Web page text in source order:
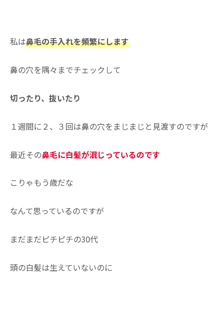
私は鼻毛の手入れを頻繁にします
鼻の穴を隅々までチェックして
切ったり、抜いたり
１週間に２、３回は鼻の穴をまじまじと見渡すのですが
最近その鼻毛に白髪が混じっているのです
こりゃもう歳だな
なんて思っているのですが
まだまだピチピチの30代
頭の白髪は生えていないのに